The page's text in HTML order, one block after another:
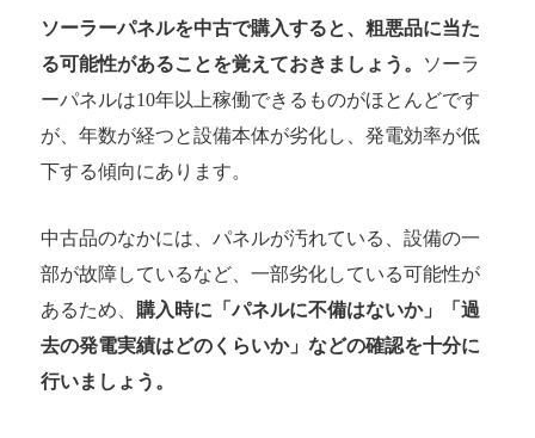
ソーラーパネルを中古で購入すると、粗悪品に当た
る可能性があることを覚えておきましょう。
ソーラ
ーパネルは10年以上稼働できるものがほとんどです
が、年数が経つと設備本体が劣化し、発電効率が低
下する傾向にあります。
中古品のなかには、パネルが汚れている、設備の一
部が故障しているなど、一部劣化している可能性が
あるため、 購入時に「パネルに不備はないか」「過
去の発電実績はどのくらいか」などの確認を十分に
行いましょう。